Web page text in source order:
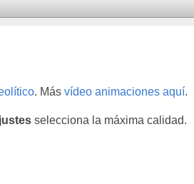
. Más vídeo animaciones aquí.
selecciona la máxima calidad.